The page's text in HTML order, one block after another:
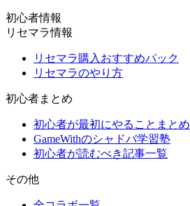
初心者情報
リセマラ情報
リセマラ購入おすすめパック
リセマラのやり方
初心者まとめ
初心者が最初にやることまとめ
GameWithのシャドバ学習塾
初心者が読むべき記事一覧
その他